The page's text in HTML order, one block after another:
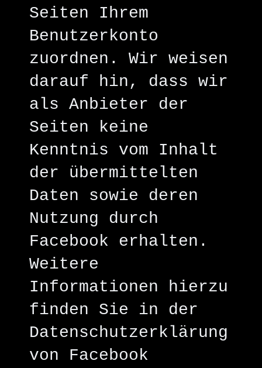
Seiten Ihrem
Benutzerkonto
zuordnen. Wir weisen
darauf hin, dass wir
als Anbieter der
Seiten keine
Kenntnis vom Inhalt
der übermittelten
Daten sowie deren
Nutzung durch
Facebook erhalten.
Weitere
Informationen hierzu
finden Sie in der
Datenschutzerklärung
von Facebook